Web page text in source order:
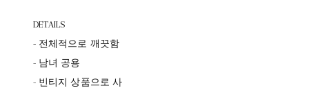
DETAILS
- 전체적으로 깨끗함
- 남녀 공용
- 빈티지 상품으로 사